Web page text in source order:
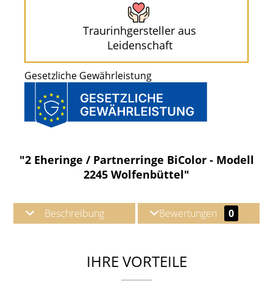
Traurinhgersteller aus
Leidenschaft
Gesetzliche Gewährleistung
"2 Eheringe / Partnerringe BiColor - Modell
2245 Wolfenbüttel"
Beschreibung Bewertungen 0
IHRE VORTEILE